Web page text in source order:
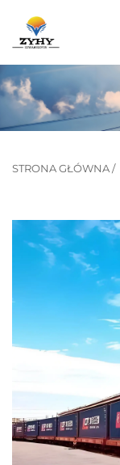
STRONA GŁÓWNA/